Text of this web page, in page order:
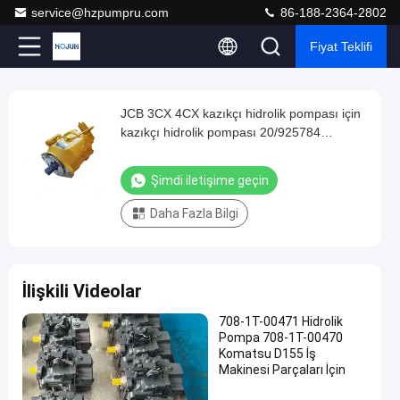
service@hzpumpru.com 86-188-2364-2802
Fiyat Teklifi
Video
3CX
4CX
kazıkçı
hidrolik
pompası
20/925784
332/G5722
JCB 3CX 4CX kazıkçı hidrolik pompası için
kazıkçı hidrolik pompası 20/925784
20925784
Şimdi iletişime geçin
Daha Fazla Bilgi
İlişkili Videolar
708-1T-00471 Hidrolik
Pompa 708-1T-00470
Komatsu D155 İş
Makinesi Parçaları İçin